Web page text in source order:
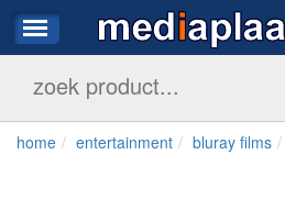
home entertainment bluray films